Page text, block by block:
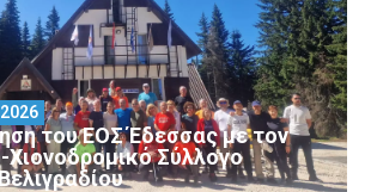
του ΕΟΣ Έδεσσας με τον
Χιονοδρομικό Σύλλογο